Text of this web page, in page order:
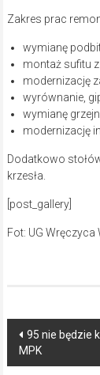
Zakres prac
wymianę
montaż sufitu
modernizację
wyrównanie,
wymianę
modernizację
Dodatkowo
krzesła.
[post_gallery]
Fot: UG Wręczyca
Post
95 nie będzie
MPK